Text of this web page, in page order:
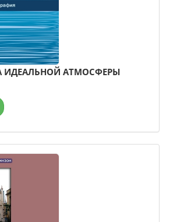
ИДЕАЛЬНОЙ АТМОСФЕРЫ